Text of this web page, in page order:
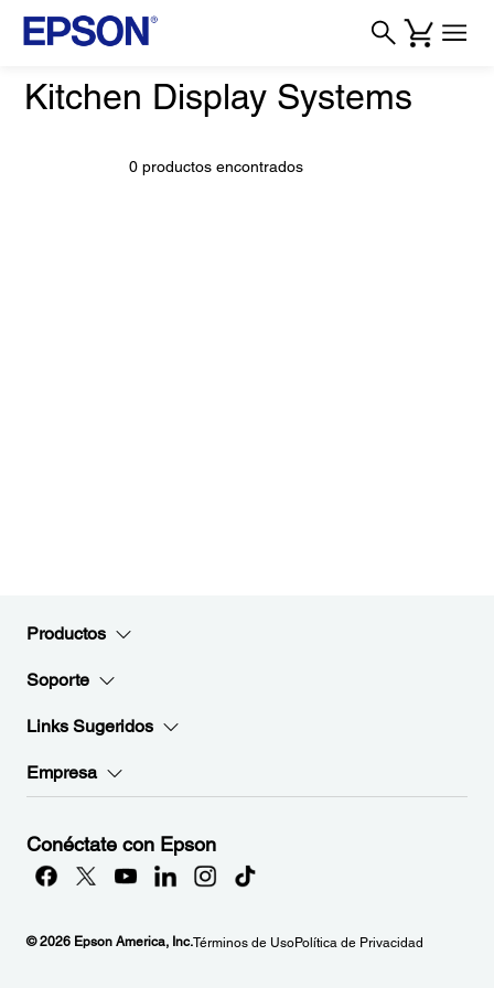
Kitchen Display Systems
0 productos encontrados
Productos
Soporte
Links Sugeridos
Empresa
Conéctate con Epson
© 2026 Epson America, Inc.Términos de UsoPolítica de Privacidad